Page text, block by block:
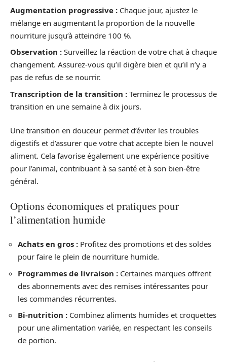
Augmentation progressive : Chaque jour, ajustez le
mélange en augmentant la proportion de la nouvelle
nourriture jusqu’à atteindre 100 %.
Observation : Surveillez la réaction de votre chat à chaque
changement. Assurez-vous qu’il digère bien et qu’il n’y a
pas de refus de se nourrir.
Transcription de la transition : Terminez le processus de
transition en une semaine à dix jours.
Une transition en douceur permet d’éviter les troubles
digestifs et d’assurer que votre chat accepte bien le nouvel
aliment. Cela favorise également une expérience positive
pour l’animal, contribuant à sa santé et à son bien-être
général.
Options économiques et pratiques pour
l’alimentation humide
Achats en gros : Profitez des promotions et des soldes
pour faire le plein de nourriture humide.
Programmes de livraison : Certaines marques offrent
des abonnements avec des remises intéressantes pour
les commandes récurrentes.
Bi-nutrition : Combinez aliments humides et croquettes
pour une alimentation variée, en respectant les conseils
de portion.